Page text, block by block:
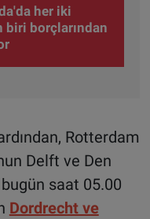
her iki
biri borçlarından
Rotterdam
Delft ve Den
saat 05.00
Dordrecht ve